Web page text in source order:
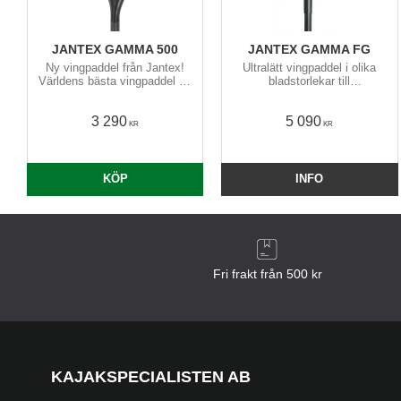
JANTEX GAMMA 500
Ny vingpaddel från Jantex!
Världens bästa vingpaddel för
3 290 KR
KÖP
JANTEX GAMMA FG
Ultralätt vingpaddel i olika
bladstorlekar till
Utvecklas och tillverkas för
5 090 KR
INFO
Fri frakt från 500 kr
KAJAKSPECIALISTEN AB